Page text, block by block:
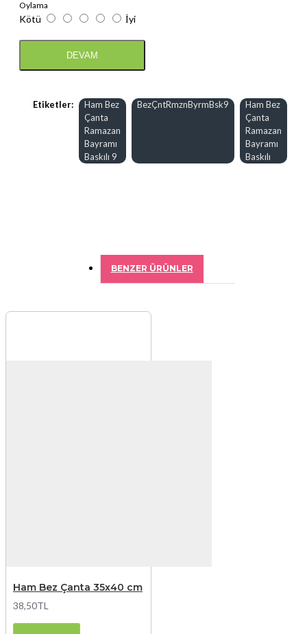
Oylama
Kötü İyi
DEVAM
Etiketler:
Ham Bez
Çanta
Ramazan
Bayramı
Baskılı 9
BezÇntRmznByrmBsk9
Ham Bez
Çanta
Ramazan
Bayramı
Baskılı
BENZER ÜRÜNLER
Ham Bez Çanta 35x40 cm
38,50TL